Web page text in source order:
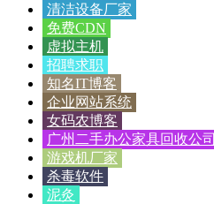
清洁设备厂家
免费CDN
虚拟主机
招聘求职
知名IT博客
企业网站系统
女码农博客
广州二手办公家具回收公司
游戏机厂家
杀毒软件
泥灸